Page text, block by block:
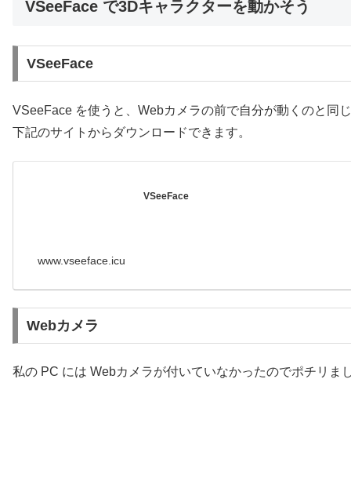
VSeeFace で3Dキャラクターを動かそう
VSeeFace
VSeeFace を使うと、Webカメラの前で自分が動くのと同
下記のサイトからダウンロードできます。
VSeeFace
www.vseeface.icu
Webカメラ
私の PC には Webカメラが付いていなかったのでポチリま